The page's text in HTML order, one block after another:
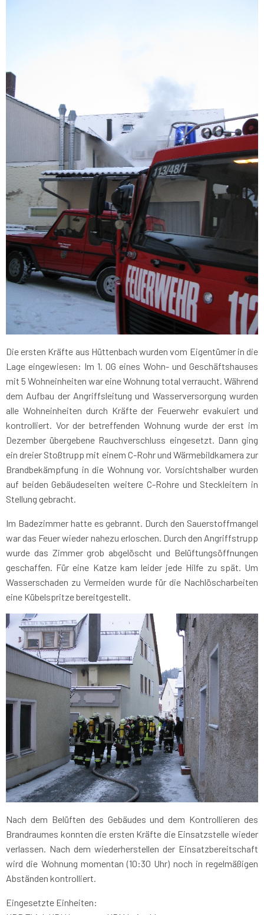
Die ersten Kräfte aus Hüttenbach wurden vom Eigentümer in die
Lage eingewiesen: Im 1. OG eines Wohn- und Geschäftshauses
mit 5 Wohneinheiten war eine Wohnung total verraucht. Während
dem Aufbau der Angriffsleitung und Wasserversorgung wurden
alle Wohneinheiten durch Kräfte der Feuerwehr evakuiert und
kontrolliert. Vor der betreffenden Wohnung wurde der erst im
Dezember übergebene Rauchverschluss eingesetzt. Dann ging
ein dreier Stoßtrupp mit einem C-Rohr und Wärmebildkamera zur
Brandbekämpfung in die Wohnung vor. Vorsichtshalber wurden
auf beiden Gebäudeseiten weitere C-Rohre und Steckleitern in
Stellung gebracht.
Im Badezimmer hatte es gebrannt. Durch den Sauerstoffmangel
war das Feuer wieder nahezu erloschen. Durch den Angriffstrupp
wurde das Zimmer grob abgelöscht und Belüftungsöffnungen
geschaffen. Für eine Katze kam leider jede Hilfe zu spät. Um
Wasserschaden zu Vermeiden wurde für die Nachlöscharbeiten
eine Kübelspritze bereitgestellt.
Nach dem Belüften des Gebäudes und dem Kontrollieren des
Brandraumes konnten die ersten Kräfte die Einsatzstelle wieder
verlassen. Nach dem wiederherstellen der Einsatzbereitschaft
wird die Wohnung momentan (10:30 Uhr) noch in regelmäßigen
Abständen kontrolliert.
Eingesetzte Einheiten: